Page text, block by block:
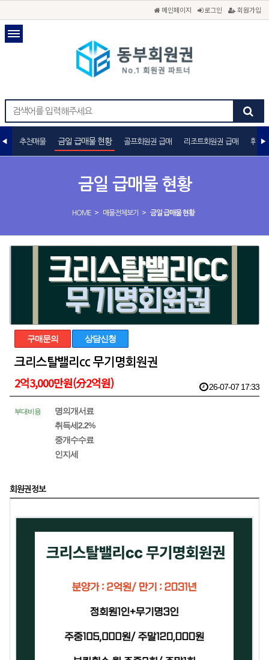
메인페이지 로그인 회원가입
금일 급매물 현황
HOME > 매물전체보기 > 금일 급매물 현황
추천매물 금일 급매물 현황 골프회원권 급매 리조트회원권 급매 휘트
구매문의 상담신청
크리스탈밸리cc 무기명회원권
2억3,000만원(分2억원)
부대비용
명의개서료
취득세2.2%
중개수수료
인지세
26-07-07 17:33
회원권정보